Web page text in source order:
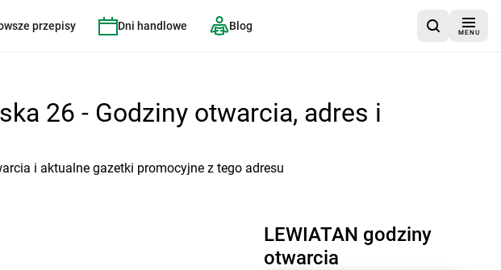
przepisy Dni handlowe Blog
MENU
26 - Godziny otwarcia, adres i
i aktualne gazetki promocyjne z tego adresu
LEWIATAN godziny
otwarcia